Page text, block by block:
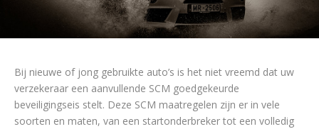
Bij nieuwe of jong gebruikte auto’s is het niet vreemd dat uw
verzekeraar een aanvullende SCM goedgekeurde
beveiligingseis stelt. Deze SCM maatregelen zijn er in vele
soorten en maten, van een startonderbreker tot een volledig